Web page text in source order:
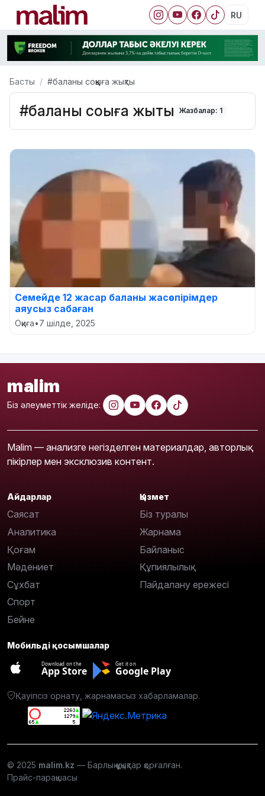
RU
Басты #баланы соққыға жықты
#баланы соққыға жықты Жазбалар: 1
Семейде 12 жасар баланы жасөспірімдер
аяусыз сабаған
Оқиға•7 шілде, 2025
malim
Біз әлеуметтік желіде:
Malim — анализге негізделген материалдар, авторлық
пікірлер мен эксклюзив контент.
Айдарлар
Саясат
Аналитика
Қоғам
Мәдениет
Сұхбат
Спорт
Бейне
Қызмет
Біз туралы
Жарнама
Байланыс
Құпиялылық
Пайдалану ережесі
Мобильді қосымшалар
Download on the
App Store
Get it on
Google Play
Қауіпсіз орнату, жарнамасыз хабарламалар.
© 2025 malim.kz — Барлық құқықтар қорғалған.
Прайс-парақшасы